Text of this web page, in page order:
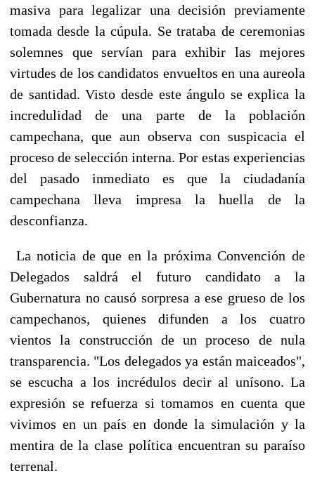
masiva para legalizar una decisión previamente
tomada desde la cúpula. Se trataba de ceremonias
solemnes que servían para exhibir las mejores
virtudes de los candidatos envueltos en una aureola
de santidad. Visto desde este ángulo se explica la
incredulidad de una parte de la población
campechana, que aun observa con suspicacia el
proceso de selección interna. Por estas experiencias
del pasado inmediato es que la ciudadanía
campechana lleva impresa la huella de la
desconfianza.
La noticia de que en la próxima Convención de
Delegados saldrá el futuro candidato a la
Gubernatura no causó sorpresa a ese grueso de los
campechanos, quienes difunden a los cuatro
vientos la construcción de un proceso de nula
transparencia. "Los delegados ya están maiceados",
se escucha a los incrédulos decir al unísono. La
expresión se refuerza si tomamos en cuenta que
vivimos en un país en donde la simulación y la
mentira de la clase política encuentran su paraíso
terrenal.